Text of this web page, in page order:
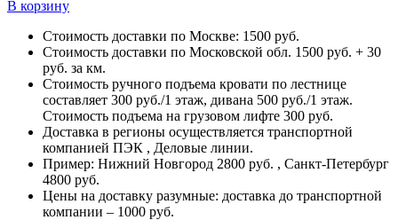
В корзину
Стоимость доставки по Москве: 1500 руб.
Стоимость доставки по Московской обл. 1500 руб. + 30
руб. за км.
Стоимость ручного подъема кровати по лестнице
составляет 300 руб./1 этаж, дивана 500 руб./1 этаж.
Стоимость подъема на грузовом лифте 300 руб.
Доставка в регионы осуществляется транспортной
компанией ПЭК , Деловые линии.
Пример: Нижний Новгород 2800 руб. , Санкт-Петербург
4800 руб.
Цены на доставку разумные: доставка до транспортной
компании – 1000 руб.